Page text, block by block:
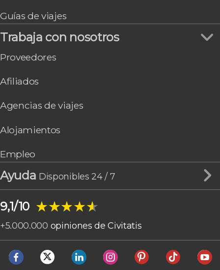
Guías de viajes
Trabaja con nosotros
Proveedores
Afiliados
Agencias de viajes
Alojamientos
Empleo
Ayuda Disponibles 24 / 7
9,1/10 ★★★★★
★★★★★
+5.000.000 opiniones de Civitatis